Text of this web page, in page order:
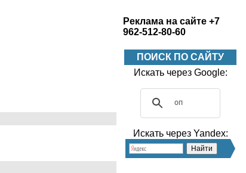
Реклама на сайте +7
962-512-80-60
ПОИСК ПО САЙТУ
Искать через Google:
Искать через Yandex: